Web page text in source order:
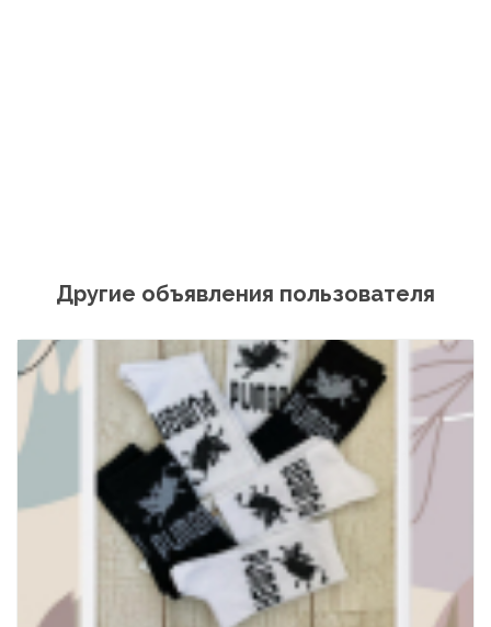
Другие объявления пользователя